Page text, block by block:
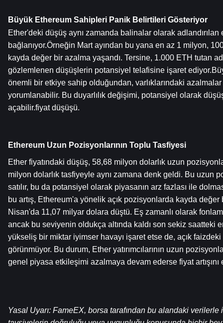
Büyük Ethereum Sahipleri Panik Belirtileri Gösteriyor
Ether'deki düşüş aynı zamanda balinalar olarak adlandırılan
bağlanıyor.Örneğin Mart ayından bu yana en az 1 milyon,
kayda değer bir azalma yaşandı. Tersine, 1.000 ETH tutan
gözlemlenen düşüşlerin potansiyel telafisine işaret
önemli bir etkiye sahip olduğundan, varlıklarındaki
yorumlanabilir. Bu duyarlılık değişimi, potansiyel olarak
açabilir.fiyat düşüşü.
Ethereum Uzun Pozisyonlarının Toplu Tasfiyesi
Ether fiyatındaki düşüş, 58,68 milyon dolarlık uzun
milyon dolarlık tasfiyeyle aynı zamana denk geldi. Bu uzun
satılır, bu da potansiyel olarak piyasanın arz fazlası ile
bu artış, Ethereum'a yönelik açık pozisyonlarda kayda
Nisan'da 11,07 milyar dolara düştü. Eş zamanlı olarak
ancak bu seviyenin oldukça altında kaldı son sekiz saatteki
yükseliş bir miktar iyimser havayı işaret etse de, açık
görünmüyor. Bu durum, Ether yatırımcılarının uzun
genel piyasa etkileşimi azalmaya devam ederse fiyat
Yasal Uyarı: FameEX, borsa tarafından bu alandaki